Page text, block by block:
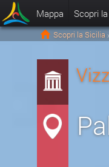
Mappa Scopri
Scopri la Sicilia